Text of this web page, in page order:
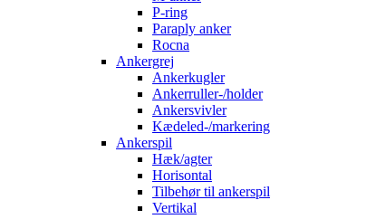
P-ring
Paraply anker
Rocna
Ankergrej
Ankerkugler
Ankerruller-/holder
Ankersvivler
Kædeled-/markering
Ankerspil
Hæk/agter
Horisontal
Tilbehør til ankerspil
Vertikal